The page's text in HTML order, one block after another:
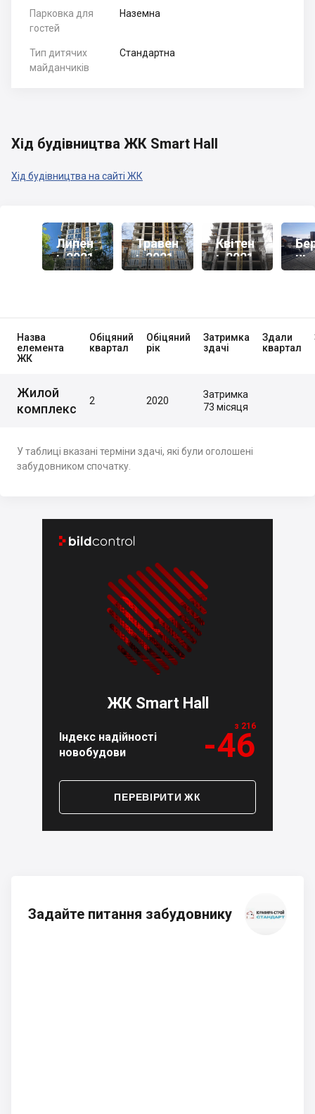
Парковка для
гостей
Наземна
Тип дитячих
майданчиків
Стандартна
Хід будівництва ЖК Smart Hall
Хід будівництва на сайті ЖК
Липен
Ь 2021
Травен
Ь 2021
Квітен
Ь 2021
Нь
Назва
елемента
ЖК
Обіцяний
квартал
Обіцяний
рік
Затримка
здачі
Здали
квартал
Жилой
комплекс
2 2020
Затримка
73 місяця
У таблиці вказані терміни здачі, які були оголошені
забудовником спочатку.
 
ЖК Smart Hall
Індекс надійності
новобудови
з 216
-46
ПЕРЕВІРИТИ ЖК
Задайте питання забудовнику